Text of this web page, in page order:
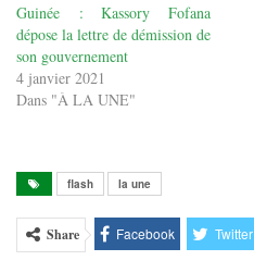
2010. Et depuis, il ne cesse
d’annoncer en fanfare qu’il va
former un…
Guinée : Kassory Fofana
dépose la lettre de démission de
son gouvernement
4 janvier 2021
Dans "À LA UNE"
flash la une
Share Facebook Twitter